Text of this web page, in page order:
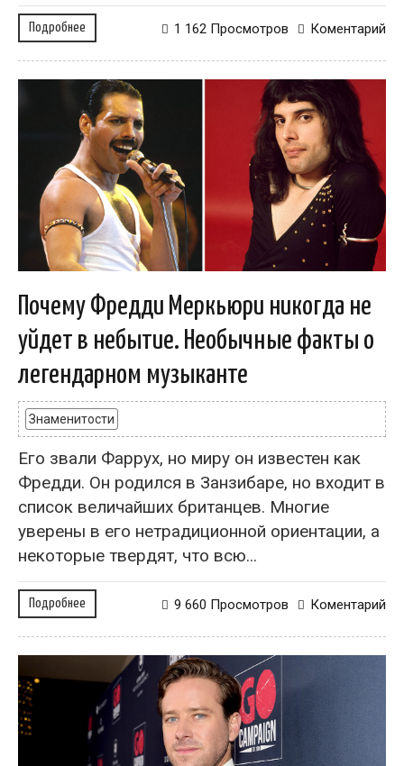
Подробнее Коментарий
1 162 Просмотров
Почему Фредди Меркьюри никогда не
уйдет в небытие. Необычные факты о
легендарном музыканте
Знаменитости
Его звали Фаррух, но миру он известен как
Фредди. Он родился в Занзибаре, но входит в
список величайших британцев. Многие
уверены в его нетрадиционной ориентации, а
некоторые твердят, что всю...
Подробнее Коментарий
9 660 Просмотров